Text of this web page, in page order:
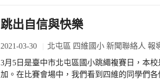
—李清照，她是宋詞婉約派的代表，闋闋都是
永遠的女神。 不為五斗米折腰的陶淵明。在「上品無寒門，下品無士族」社會階級
分明的東晉，他雖也曾想濟世救民，但終究
元曲四大家之首的關漢卿，他是元曲夜空中最
呼連連!! 這場專屬於我們何厝國小小朋友的音
樂知識，教我們認識了卡農，聆聽了古時候
流行音樂，甚至有鬼滅之刃之垃圾車，小朋
師吹奏告白氣球時，一起哼唱一起打拍子，
位老師不收演出費， 因此我們決定送出我們
朋友親手栽種的茄子跟番茄！謝謝直笛二人組
跳出自信與快樂
2021-03-30 北屯區 四維國小 新聞聯絡人 報
3月5日是臺中市北屯區國小跳繩複賽日，本
加。在比賽會場中，我們看到四維的同學們